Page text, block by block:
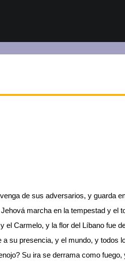
de sus adversarios, y guarda
marcha en la tempestad y el
el Carmelo, y la flor del Líbano fue
su presencia, y el mundo, y todos
Su ira se derrama como